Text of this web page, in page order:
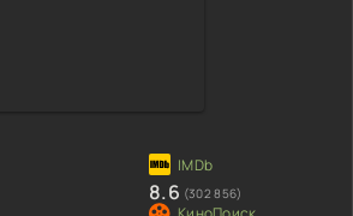
8.6 (302 856)